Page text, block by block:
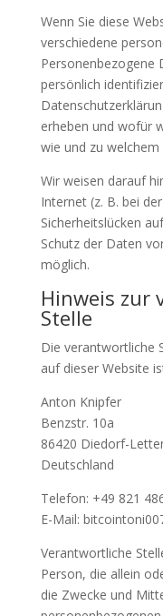
Wenn Sie diese
verschiedene
Personenbezogene
persönlich
erheben und wofür
wie und zu
Wir weisen darauf
Internet (z. B. bei
Sicherheitslücken
Schutz der Daten
möglich.
Hinweis zur
Stelle
Die verantwortliche
auf dieser Website
Anton Knipfer
Benzstr. 10a
86420 Diedorf-
Deutschland
Telefon: +49 821
E-Mail:
Verantwortliche
Person, die allein
die Zwecke und